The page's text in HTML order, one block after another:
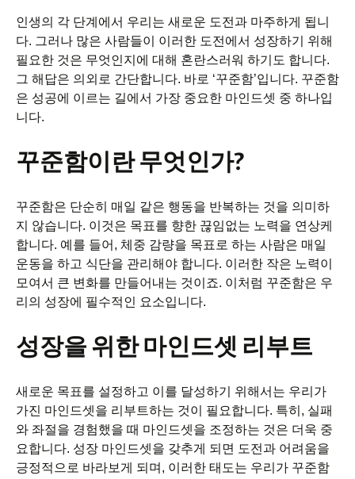
인생의 각 단계에서 우리는 새로운 도전과 마주하게 됩니
다. 그러나 많은 사람들이 이러한 도전에서 성장하기 위해
필요한 것은 무엇인지에 대해 혼란스러워 하기도 합니다.
그 해답은 의외로 간단합니다. 바로 ‘꾸준함’입니다. 꾸준함
은 성공에 이르는 길에서 가장 중요한 마인드셋 중 하나입
니다.
꾸준함이란 무엇인가?
꾸준함은 단순히 매일 같은 행동을 반복하는 것을 의미하
지 않습니다. 이것은 목표를 향한 끊임없는 노력을 연상케
합니다. 예를 들어, 체중 감량을 목표로 하는 사람은 매일
운동을 하고 식단을 관리해야 합니다. 이러한 작은 노력이
모여서 큰 변화를 만들어내는 것이죠. 이처럼 꾸준함은 우
리의 성장에 필수적인 요소입니다.
성장을 위한 마인드셋 리부트
새로운 목표를 설정하고 이를 달성하기 위해서는 우리가
가진 마인드셋을 리부트하는 것이 필요합니다. 특히, 실패
와 좌절을 경험했을 때 마인드셋을 조정하는 것은 더욱 중
요합니다. 성장 마인드셋을 갖추게 되면 도전과 어려움을
긍정적으로 바라보게 되며, 이러한 태도는 우리가 꾸준함